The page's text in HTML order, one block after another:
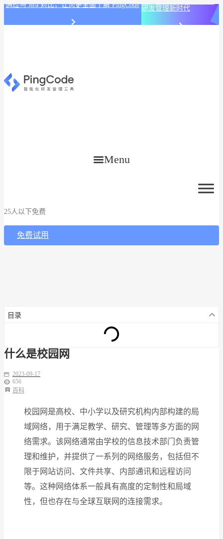
通过与 Jira 对比，让您更全面了解 PingCode 研发管理新时代
Menu
25人以下免费
免费试用
目录
什么是校园网
2023-09-17
656
百科
校园网是高校、中小学以及研究机构内部构建的局
域网络，用于满足教学、研究、管理等多方面的网
络需求。该网络通常由学校的信息技术部门负责管
理和维护，并提供了一系列的网络服务，包括但不
限于网站访问、文件共享、内部通讯和远程访问
等。这种网络体系一般具有高度的定制性和局域
性，但也存在与全球互联网的连接需求。